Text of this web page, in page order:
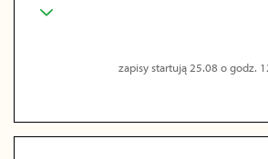
zapisy startują 25.08 o godz.